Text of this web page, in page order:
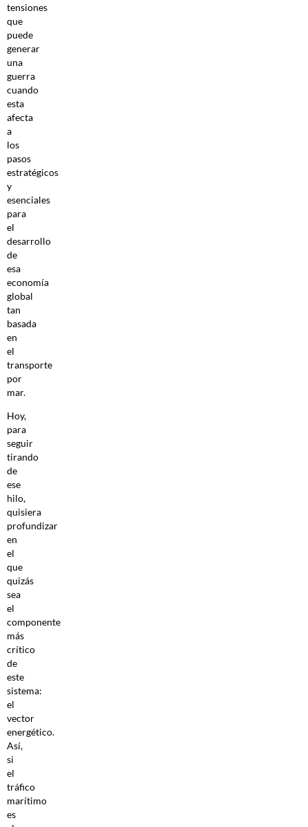
tensiones
que
puede
generar
una
guerra
cuando
esta
afecta
a
los
pasos
estratégicos
y
esenciales
para
el
desarrollo
de
esa
economía
global
tan
basada
en
el
transporte
por
mar.
Hoy,
para
seguir
tirando
de
ese
hilo,
quisiera
profundizar
en
el
que
quizás
sea
el
componente
más
crítico
de
este
sistema:
el
vector
energético.
Así,
si
el
tráfico
marítimo
es